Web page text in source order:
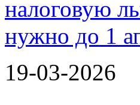
19-03-2026